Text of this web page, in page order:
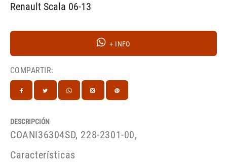
Renault Scala 06-13
+ INFO
COMPARTIR:
DESCRIPCIÓN
COANI36304SD, 228-2301-00,
Características